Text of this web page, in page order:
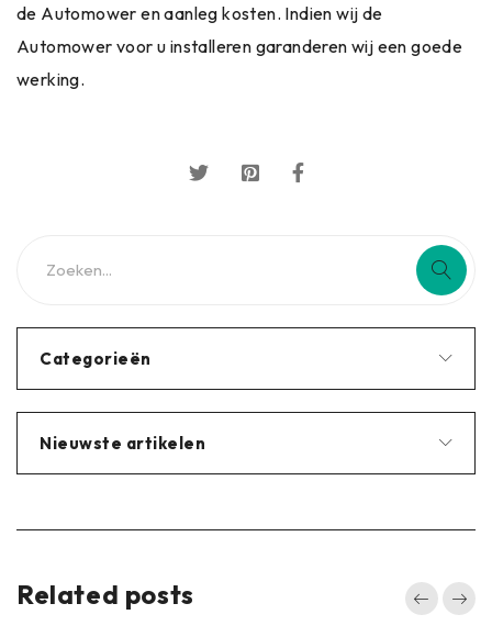
de Automower en aanleg kosten. Indien wij de
Automower voor u installeren garanderen wij een goede
werking.
Categorieën
Nieuwste artikelen
Related posts